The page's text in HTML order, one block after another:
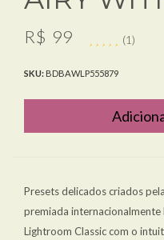
R$ 99 (1)
SKU: BDBAWLP555879
Presets delicados criados
premiada
Lightroom Classic com o